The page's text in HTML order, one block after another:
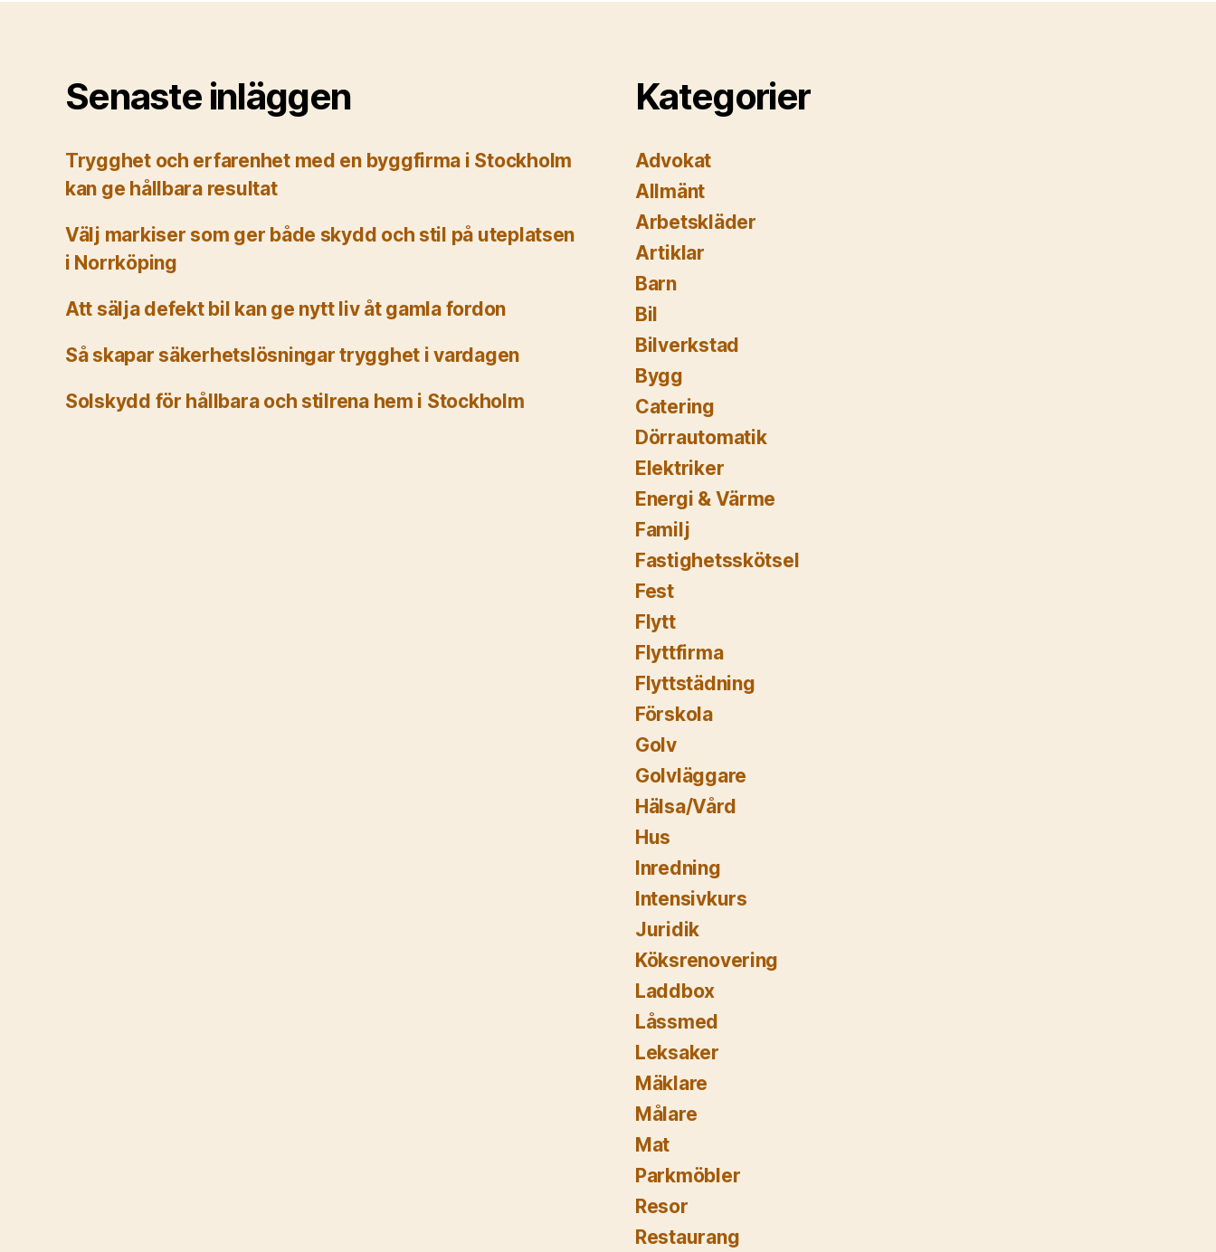
Senaste inläggen
Trygghet och erfarenhet med en byggfirma i Stockholm
kan ge hållbara resultat
Välj markiser som ger både skydd och stil på uteplatsen
i Norrköping
Att sälja defekt bil kan ge nytt liv åt gamla fordon
Så skapar säkerhetslösningar trygghet i vardagen
Solskydd för hållbara och stilrena hem i Stockholm
Kategorier
Advokat
Allmänt
Arbetskläder
Artiklar
Barn
Bil
Bilverkstad
Bygg
Catering
Dörrautomatik
Elektriker
Energi & Värme
Familj
Fastighetsskötsel
Fest
Flytt
Flyttfirma
Flyttstädning
Förskola
Golv
Golvläggare
Hälsa/Vård
Hus
Inredning
Intensivkurs
Juridik
Köksrenovering
Laddbox
Låssmed
Leksaker
Mäklare
Målare
Mat
Parkmöbler
Resor
Restaurang